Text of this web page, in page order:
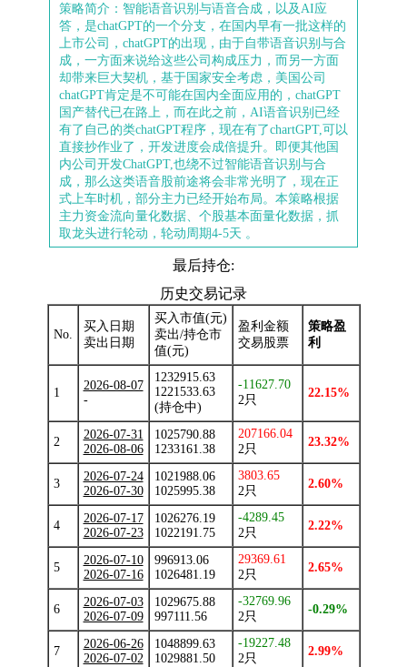
策略简介：智能语音识别与语音合成，以及AI应
答，是chatGPT的一个分支，在国内早有一批这样的
上市公司，chatGPT的出现，由于自带语音识别与合
成，一方面来说给这些公司构成压力，而另一方面
却带来巨大契机，基于国家安全考虑，美国公司
chatGPT肯定是不可能在国内全面应用的，chatGPT
国产替代已在路上，而在此之前，AI语音识别已经
有了自己的类chatGPT程序，现在有了chartGPT,可以
直接抄作业了，开发进度会成倍提升。即便其他国
内公司开发ChatGPT,也绕不过智能语音识别与合
成，那么这类语音股前途将会非常光明了，现在正
式上车时机，部分主力已经开始布局。本策略根据
主力资金流向量化数据、个股基本面量化数据，抓
取龙头进行轮动，轮动周期4-5天 。
最后持仓:
历史交易记录
No.
买入日期
卖出日期
买入市值(元)
卖出/持仓市
值(元)
盈利金额
交易股票
策略盈
利
1
2026-08-07
-
1232915.63
1221533.63
(持仓中)
-11627.70
2只
22.15%
2
2026-07-31
2026-08-06
1025790.88
1233161.38
207166.04
2只
23.32%
3
2026-07-24
2026-07-30
1021988.06
1025995.38
3803.65
2只
2.60%
4
2026-07-17
2026-07-23
1026276.19
1022191.75
-4289.45
2只
2.22%
5
2026-07-10
2026-07-16
996913.06
1026481.19
29369.61
2只
2.65%
6
2026-07-03
2026-07-09
1029675.88
997111.56
-32769.96
2只
-0.29%
7
2026-06-26
2026-07-02
1048899.63
1029881.50
-19227.48
2只
2.99%